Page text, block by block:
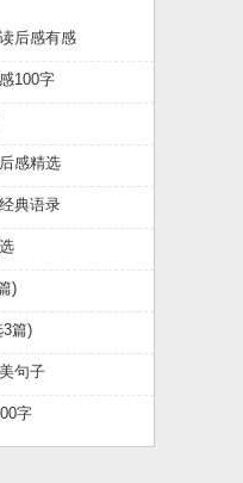
后感有感
100字
感精选
典语录
)
篇)
句子
字